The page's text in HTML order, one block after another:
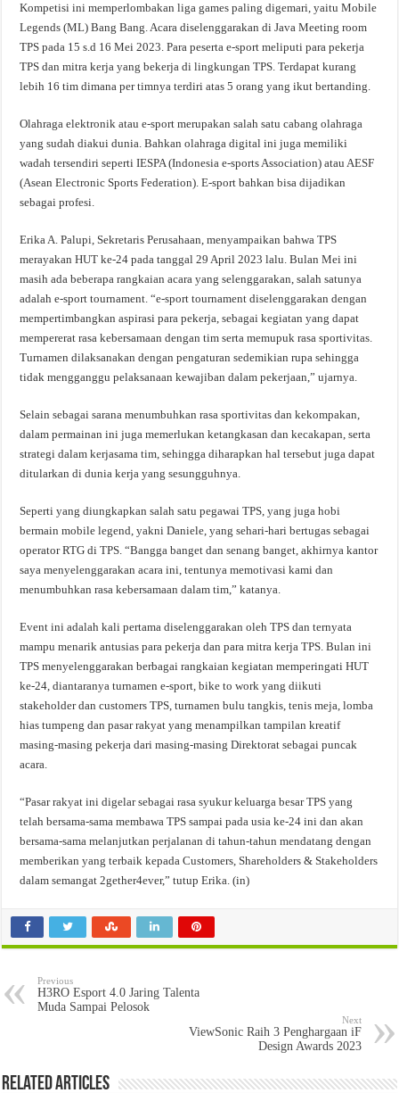
Kompetisi ini memperlombakan liga games paling digemari, yaitu Mobile
Legends (ML) Bang Bang. Acara diselenggarakan di Java Meeting room
TPS pada 15 s.d 16 Mei 2023. Para peserta e-sport meliputi para pekerja
TPS dan mitra kerja yang bekerja di lingkungan TPS. Terdapat kurang
lebih 16 tim dimana per timnya terdiri atas 5 orang yang ikut bertanding.
Olahraga elektronik atau e-sport merupakan salah satu cabang olahraga
yang sudah diakui dunia. Bahkan olahraga digital ini juga memiliki
wadah tersendiri seperti IESPA (Indonesia e-sports Association) atau AESF
(Asean Electronic Sports Federation). E-sport bahkan bisa dijadikan
sebagai profesi.
Erika A. Palupi, Sekretaris Perusahaan, menyampaikan bahwa TPS
merayakan HUT ke-24 pada tanggal 29 April 2023 lalu. Bulan Mei ini
masih ada beberapa rangkaian acara yang selenggarakan, salah satunya
adalah e-sport tournament. “e-sport tournament diselenggarakan dengan
mempertimbangkan aspirasi para pekerja, sebagai kegiatan yang dapat
mempererat rasa kebersamaan dengan tim serta memupuk rasa sportivitas.
Turnamen dilaksanakan dengan pengaturan sedemikian rupa sehingga
tidak mengganggu pelaksanaan kewajiban dalam pekerjaan,” ujarnya.
Selain sebagai sarana menumbuhkan rasa sportivitas dan kekompakan,
dalam permainan ini juga memerlukan ketangkasan dan kecakapan, serta
strategi dalam kerjasama tim, sehingga diharapkan hal tersebut juga dapat
ditularkan di dunia kerja yang sesungguhnya.
Seperti yang diungkapkan salah satu pegawai TPS, yang juga hobi
bermain mobile legend, yakni Daniele, yang sehari-hari bertugas sebagai
operator RTG di TPS. “Bangga banget dan senang banget, akhirnya kantor
saya menyelenggarakan acara ini, tentunya memotivasi kami dan
menumbuhkan rasa kebersamaan dalam tim,” katanya.
Event ini adalah kali pertama diselenggarakan oleh TPS dan ternyata
mampu menarik antusias para pekerja dan para mitra kerja TPS. Bulan ini
TPS menyelenggarakan berbagai rangkaian kegiatan memperingati HUT
ke-24, diantaranya turnamen e-sport, bike to work yang diikuti
stakeholder dan customers TPS, turnamen bulu tangkis, tenis meja, lomba
hias tumpeng dan pasar rakyat yang menampilkan tampilan kreatif
masing-masing pekerja dari masing-masing Direktorat sebagai puncak
acara.
“Pasar rakyat ini digelar sebagai rasa syukur keluarga besar TPS yang
telah bersama-sama membawa TPS sampai pada usia ke-24 ini dan akan
bersama-sama melanjutkan perjalanan di tahun-tahun mendatang dengan
memberikan yang terbaik kepada Customers, Shareholders & Stakeholders
dalam semangat 2gether4ever,” tutup Erika. (in)
Previous
H3RO Esport 4.0 Jaring Talenta
Muda Sampai Pelosok
Next
ViewSonic Raih 3 Penghargaan iF
Design Awards 2023
Related Articles